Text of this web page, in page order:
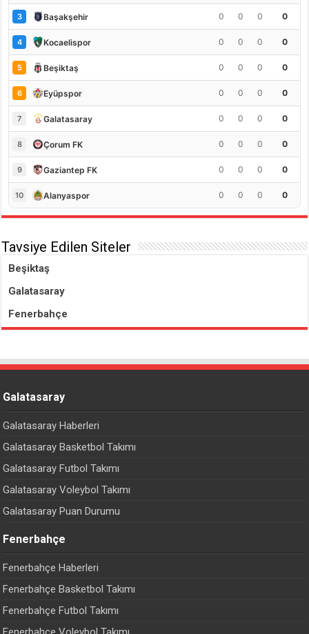
3 Başakşehir 0 0 0 0
4 Kocaelispor 0 0 0 0
5 Beşiktaş 0 0 0 0
6 Eyüpspor 0 0 0 0
7 Galatasaray 0 0 0 0
8 Çorum FK 0 0 0 0
9 Gaziantep FK 0 0 0 0
10 Alanyaspor 0 0 0 0
Tavsiye Edilen Siteler
Beşiktaş
Galatasaray
Fenerbahçe
Galatasaray
Galatasaray Haberleri
Galatasaray Basketbol Takımı
Galatasaray Futbol Takımı
Galatasaray Voleybol Takımı
Galatasaray Puan Durumu
Fenerbahçe
Fenerbahçe Haberleri
Fenerbahçe Basketbol Takımı
Fenerbahçe Futbol Takımı